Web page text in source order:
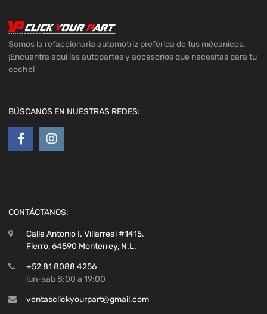
Somos la refaccionaria automotriz preferida de tus mécanicos.
¡Encuentra aquí las autopartes y accesorios que necesitas para tu
coche!
BÚSCANOS EN NUESTRAS REDES:
CONTÁCTANOS:
Calle Antonio I. Villarreal #1415,
Fierro, 64590 Monterrey, N.L.
+52 81 8088 4256
lun-sab 8:00 a 19:00
ventasclickyourpart@gmail.com